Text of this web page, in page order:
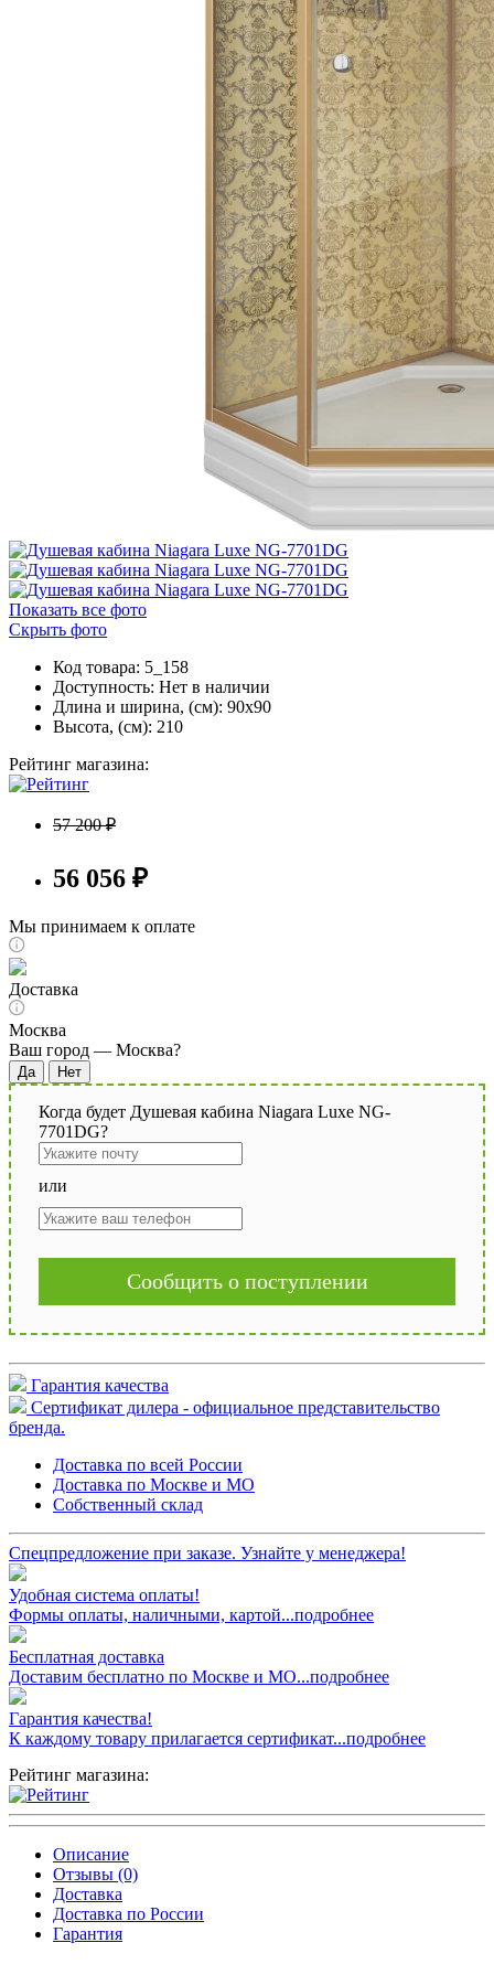
Показать все фото
Скрыть фото
Код товара: 5_158
Доступность: Нет в наличии
Длина и ширина, (см): 90x90
Высота, (см): 210
Рейтинг магазина:
57 200 ₽
56 056 ₽
Мы принимаем к оплате
Доставка
Москва
Ваш город — Москва?
Когда будет Душевая кабина Niagara Luxe NG-
7701DG?
или
Сообщить о поступлении
Гарантия качества
Сертификат дилера - официальное представительство
бренда.
Доставка по всей России
Доставка по Москве и МО
Собственный склад
Спецпредложение при заказе. Узнайте у менеджера!
Удобная система оплаты!
Формы оплаты, наличными, картой...подробнее
Бесплатная доставка
Доставим бесплатно по Москве и МО...подробнее
Гарантия качества!
К каждому товару прилагается сертификат...подробнее
Рейтинг магазина:
Описание
Отзывы (0)
Доставка
Доставка по России
Гарантия